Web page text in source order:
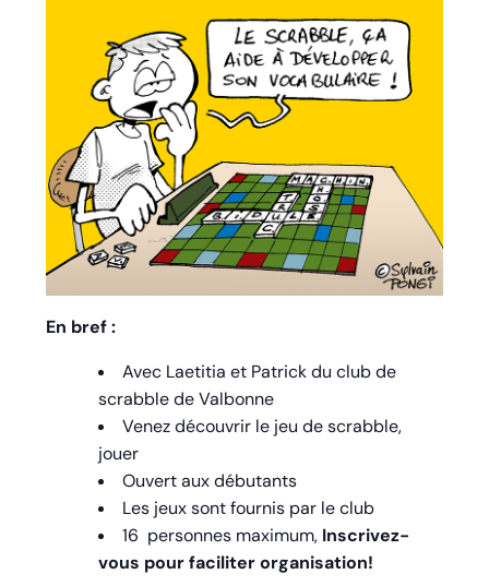
En bref :
Avec Laetitia et Patrick du club de
scrabble de Valbonne
Venez découvrir le jeu de scrabble,
jouer
Ouvert aux débutants
Les jeux sont fournis par le club
16 personnes maximum, Inscrivez-
vous pour faciliter organisation!